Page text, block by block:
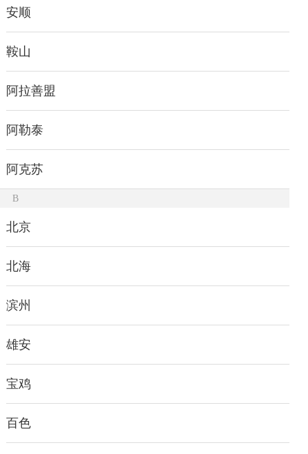
安顺
鞍山
阿拉善盟
阿勒泰
阿克苏
B
北京
北海
滨州
雄安
宝鸡
百色